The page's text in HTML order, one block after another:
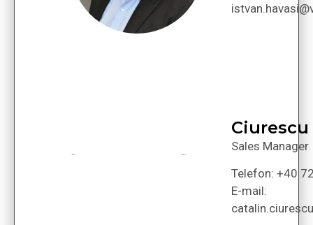
Sales Manager
Telefon: +40
E-mail: